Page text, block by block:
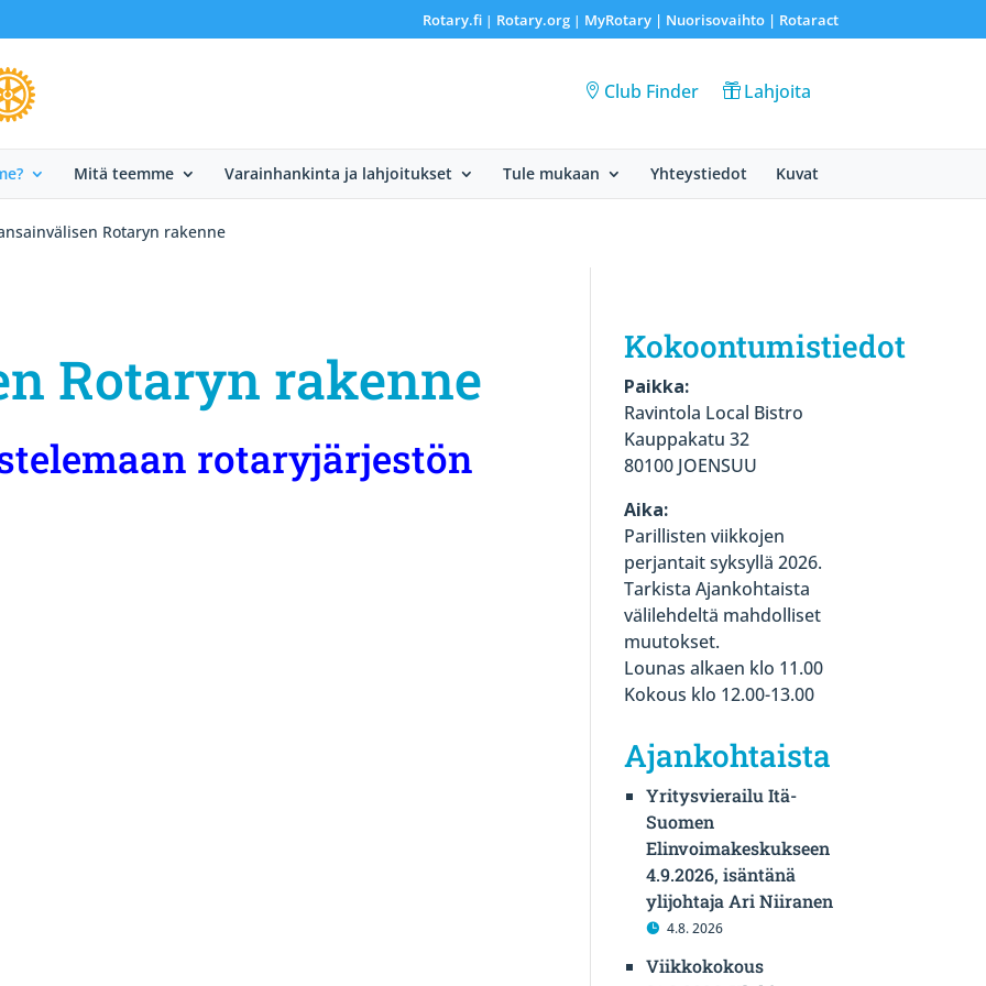
Rotary.fi| Rotary.org| MyRotary | Nuorisovaihto| Rotaract
Club Finder Lahjoita
Mitä teemme Varainhankinta ja lahjoitukset Tule mukaan Yhteystiedot Kuvat
Rotaryn rakenne
Rotaryn rakenne
rotaryjärjestön
Kokoontumistiedot
Paikka:
Ravintola Local Bistro
Kauppakatu 32
80100 JOENSUU
Aika:
Parillisten viikkojen
perjantait syksyllä 2026.
Tarkista Ajankohtaista
välilehdeltä mahdolliset
muutokset.
Lounas alkaen klo 11.00
Kokous klo 12.00-13.00
Ajankohtaista
Yritysvierailu Itä-
Suomen
Elinvoimakeskukseen
4.9.2026, isäntänä
ylijohtaja Ari Niiranen
4.8. 2026
Viikkokokous